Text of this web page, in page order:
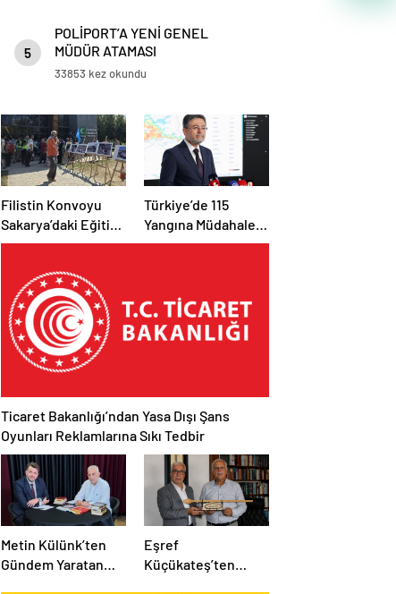
5
POLİPORT’A YENİ GENEL
MÜDÜR ATAMASI
33853 kez okundu
Filistin Konvoyu
Sakarya’daki Eğitim
Kampını
Etabı Başlıyor
Türkiye’de 115
Yangına Müdahale
Edildi: 110’u Kontrol
Ticaret Bakanlığı’ndan Yasa Dışı Şans
Oyunları Reklamlarına Sıkı Tedbir
Metin Külünk’ten
Gündem Yaratan
Eşref
Küçükateş’ten